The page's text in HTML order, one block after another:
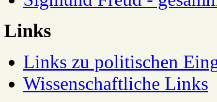
Links
Links zu politischen
Wissenschaftliche Links